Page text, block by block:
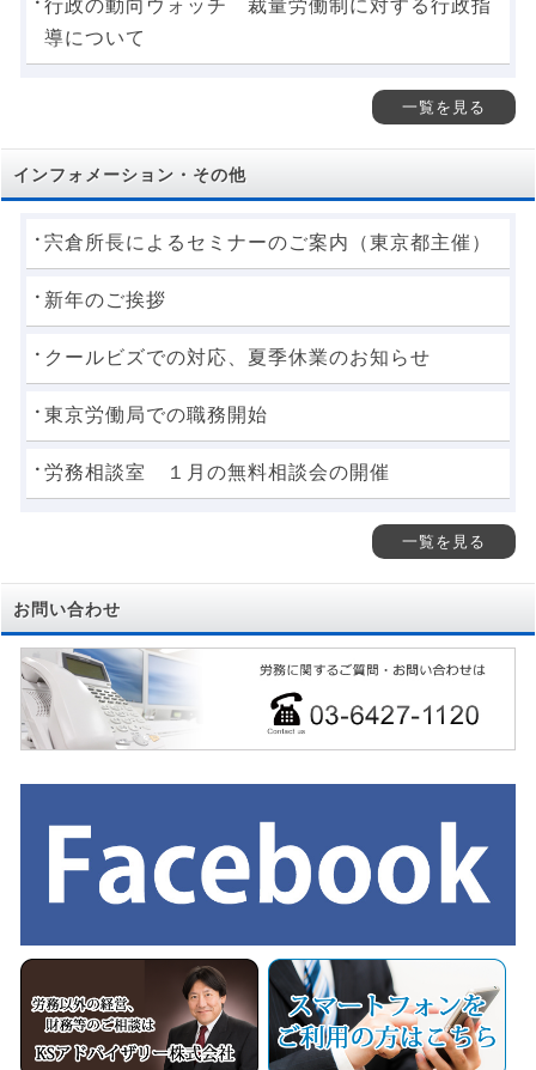
行政の動向ウォッチ 裁量労働制に対する行政指
導について
一覧を見る
インフォメーション・その他
宍倉所長によるセミナーのご案内（東京都主催）
新年のご挨拶
クールビズでの対応、夏季休業のお知らせ
東京労働局での職務開始
労務相談室 １月の無料相談会の開催
一覧を見る
お問い合わせ